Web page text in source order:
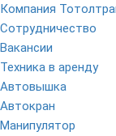
Компания
Сотрудничество
Вакансии
Техника в аренду
Автовышка
Автокран
Манипулятор